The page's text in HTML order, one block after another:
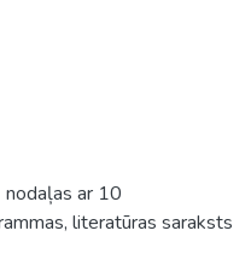
nodaļas ar 10
literatūras saraksts